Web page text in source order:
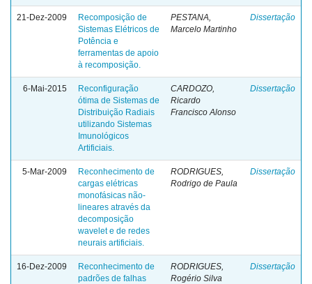
21-Dez-2009
Recomposição de
Sistemas Elétricos de
Potência e
ferramentas de apoio
à recomposição.
PESTANA,
Marcelo Martinho
Dissertação
6-Mai-2015
Reconfiguração
ótima de Sistemas de
Distribuição Radiais
utilizando Sistemas
Imunológicos
Artificiais.
CARDOZO,
Ricardo
Francisco Alonso
Dissertação
5-Mar-2009
Reconhecimento de
cargas elétricas
monofásicas não-
lineares através da
decomposição
wavelet e de redes
neurais artificiais.
RODRIGUES,
Rodrigo de Paula
Dissertação
16-Dez-2009
Reconhecimento de
padrões de falhas
RODRIGUES,
Rogério Silva
Dissertação